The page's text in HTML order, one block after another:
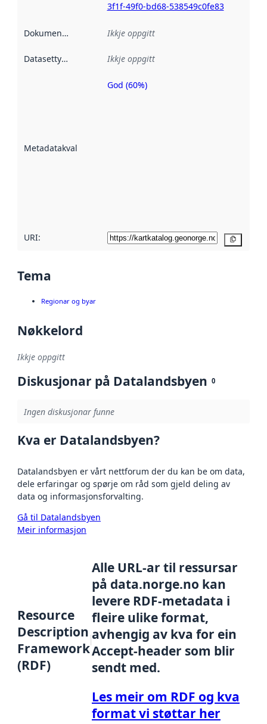
3f1f-49f0-bd68-538549c0fe83
Dokumentasjon Ikkje oppgitt
Datasettype Ikkje oppgitt
Metadatakvalitet
Metadatakvalitet
God (60%)
URI:
Tema
Regionar og byar
Nøkkelord
Ikkje oppgitt
Diskusjonar på Datalandsbyen 0
Ingen diskusjonar funne
Kva er Datalandsbyen?
Datalandsbyen er vårt nettforum der du kan be om data,
dele erfaringar og spørje om råd som gjeld deling av
data og informasjonsforvalting.
Gå til Datalandsbyen
Meir informasjon
Resource
Description
Framework
(RDF)
Alle URL-ar til ressursar
på data.norge.no kan
levere RDF-metadata i
fleire ulike format,
avhengig av kva for ein
Accept-header som blir
sendt med.
Les meir om RDF og kva
format vi støttar her